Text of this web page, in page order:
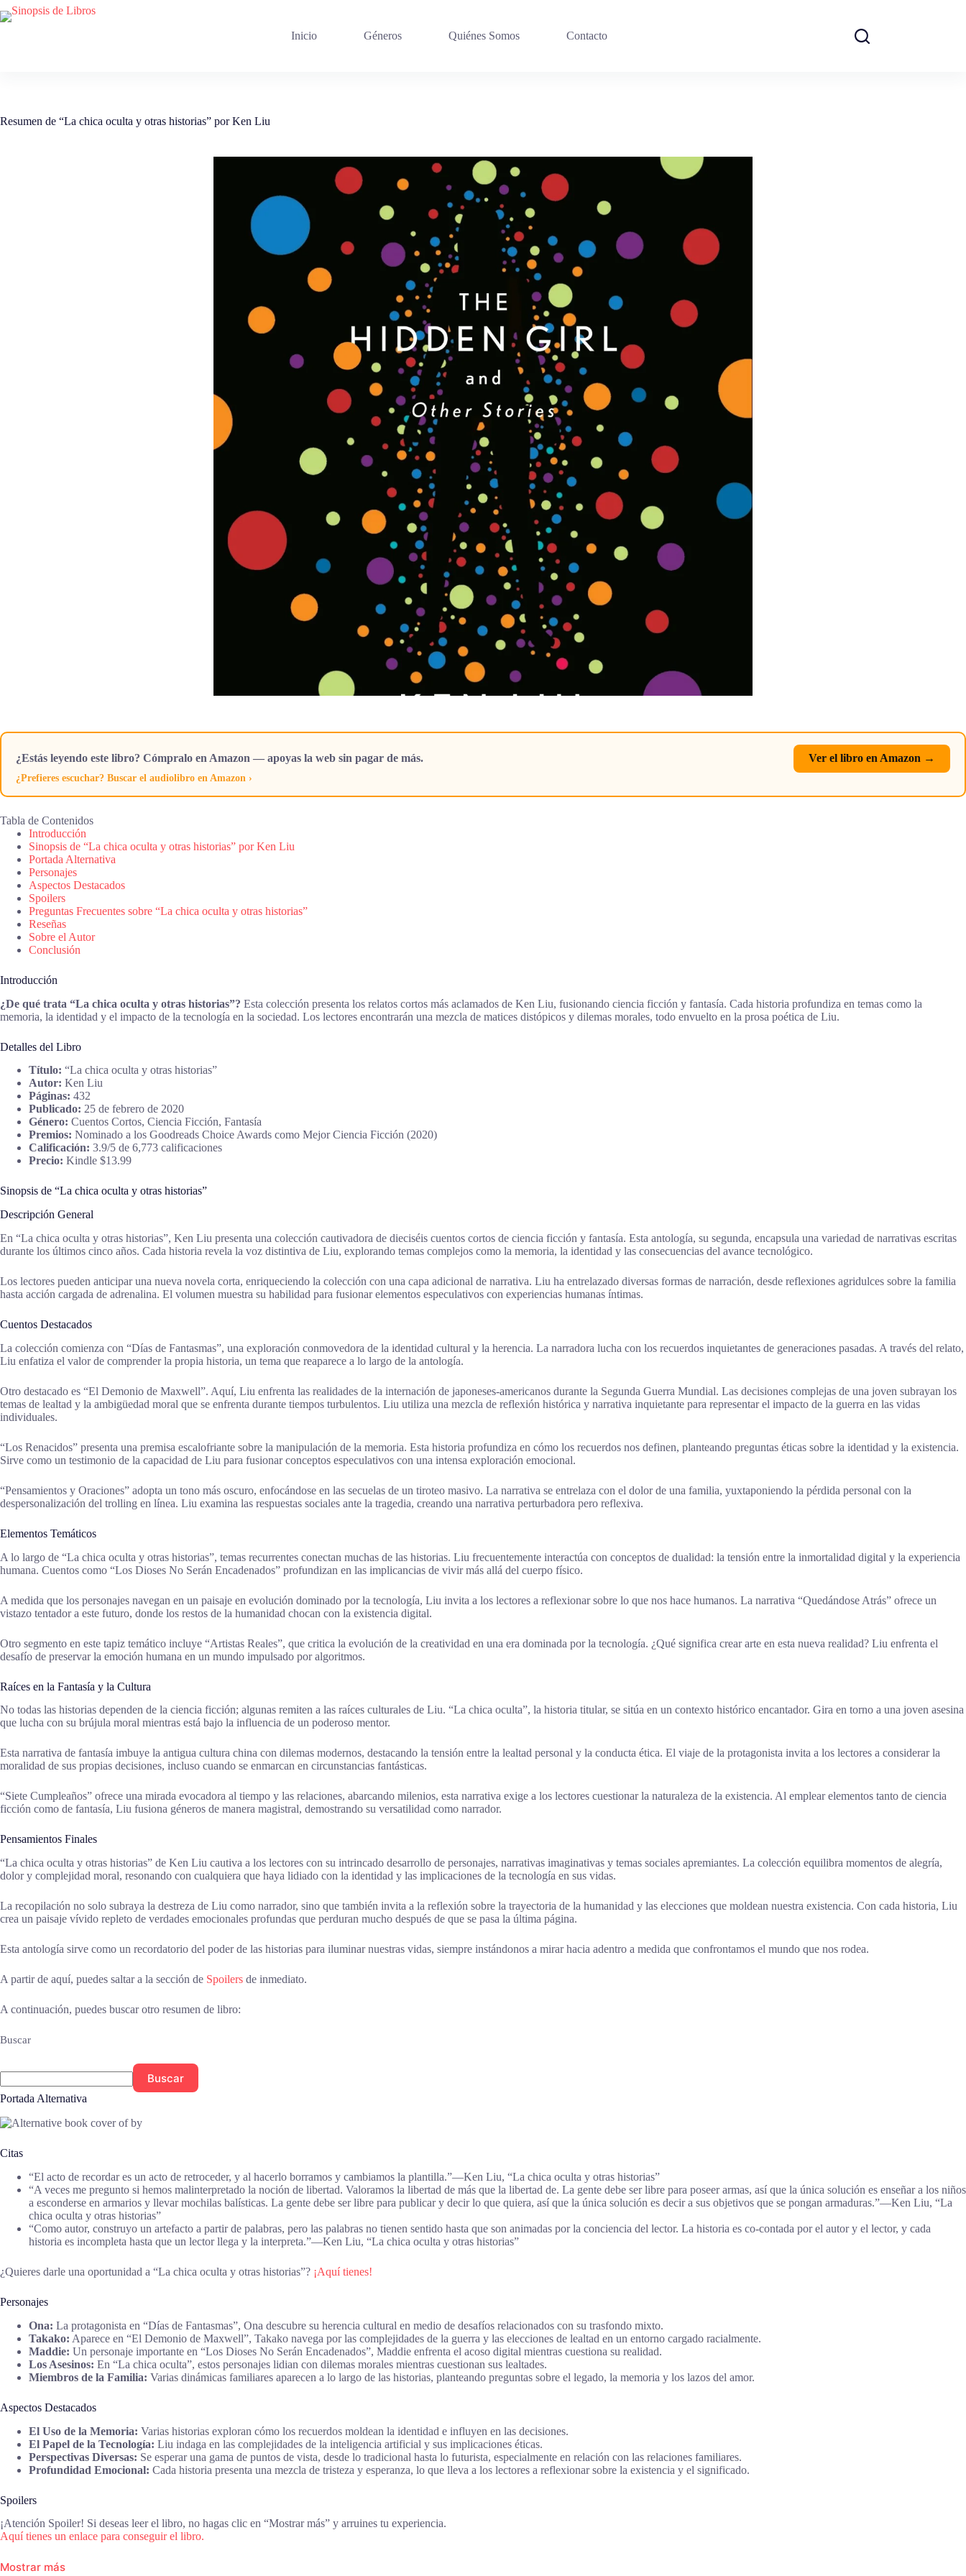
Saltar
al
Inicio Géneros Quiénes Somos Contacto
Resumen de “La chica oculta y otras historias” por Ken Liu
¿Estás leyendo este libro? Cómpralo en Amazon — apoyas la web sin pagar de más. Ver el libro en Amazon →
¿Prefieres escuchar? Buscar el audiolibro en Amazon ›
Tabla de Contenidos
Introducción
Sinopsis de “La chica oculta y otras historias” por Ken Liu
Portada Alternativa
Personajes
Aspectos Destacados
Spoilers
Preguntas Frecuentes sobre “La chica oculta y otras historias”
Reseñas
Sobre el Autor
Conclusión
Introducción
¿De qué trata “La chica oculta y otras historias”? Esta colección presenta los relatos cortos más aclamados de Ken Liu, fusionando ciencia ficción y fantasía. Cada historia profundiza en temas como la
memoria, la identidad y el impacto de la tecnología en la sociedad. Los lectores encontrarán una mezcla de matices distópicos y dilemas morales, todo envuelto en la prosa poética de Liu.
Detalles del Libro
Título: “La chica oculta y otras historias”
Autor: Ken Liu
Páginas: 432
Publicado: 25 de febrero de 2020
Género: Cuentos Cortos, Ciencia Ficción, Fantasía
Premios: Nominado a los Goodreads Choice Awards como Mejor Ciencia Ficción (2020)
Calificación: 3.9/5 de 6,773 calificaciones
Precio: Kindle $13.99
Sinopsis de “La chica oculta y otras historias”
Descripción General
En “La chica oculta y otras historias”, Ken Liu presenta una colección cautivadora de dieciséis cuentos cortos de ciencia ficción y fantasía. Esta antología, su segunda, encapsula una variedad de narrativas escritas
durante los últimos cinco años. Cada historia revela la voz distintiva de Liu, explorando temas complejos como la memoria, la identidad y las consecuencias del avance tecnológico.
Los lectores pueden anticipar una nueva novela corta, enriqueciendo la colección con una capa adicional de narrativa. Liu ha entrelazado diversas formas de narración, desde reflexiones agridulces sobre la familia
hasta acción cargada de adrenalina. El volumen muestra su habilidad para fusionar elementos especulativos con experiencias humanas íntimas.
Cuentos Destacados
La colección comienza con “Días de Fantasmas”, una exploración conmovedora de la identidad cultural y la herencia. La narradora lucha con los recuerdos inquietantes de generaciones pasadas. A través del relato,
Liu enfatiza el valor de comprender la propia historia, un tema que reaparece a lo largo de la antología.
Otro destacado es “El Demonio de Maxwell”. Aquí, Liu enfrenta las realidades de la internación de japoneses-americanos durante la Segunda Guerra Mundial. Las decisiones complejas de una joven subrayan los
temas de lealtad y la ambigüedad moral que se enfrenta durante tiempos turbulentos. Liu utiliza una mezcla de reflexión histórica y narrativa inquietante para representar el impacto de la guerra en las vidas
individuales.
“Los Renacidos” presenta una premisa escalofriante sobre la manipulación de la memoria. Esta historia profundiza en cómo los recuerdos nos definen, planteando preguntas éticas sobre la identidad y la existencia.
Sirve como un testimonio de la capacidad de Liu para fusionar conceptos especulativos con una intensa exploración emocional.
“Pensamientos y Oraciones” adopta un tono más oscuro, enfocándose en las secuelas de un tiroteo masivo. La narrativa se entrelaza con el dolor de una familia, yuxtaponiendo la pérdida personal con la
despersonalización del trolling en línea. Liu examina las respuestas sociales ante la tragedia, creando una narrativa perturbadora pero reflexiva.
Elementos Temáticos
A lo largo de “La chica oculta y otras historias”, temas recurrentes conectan muchas de las historias. Liu frecuentemente interactúa con conceptos de dualidad: la tensión entre la inmortalidad digital y la experiencia
humana. Cuentos como “Los Dioses No Serán Encadenados” profundizan en las implicancias de vivir más allá del cuerpo físico.
A medida que los personajes navegan en un paisaje en evolución dominado por la tecnología, Liu invita a los lectores a reflexionar sobre lo que nos hace humanos. La narrativa “Quedándose Atrás” ofrece un
vistazo tentador a este futuro, donde los restos de la humanidad chocan con la existencia digital.
Otro segmento en este tapiz temático incluye “Artistas Reales”, que critica la evolución de la creatividad en una era dominada por la tecnología. ¿Qué significa crear arte en esta nueva realidad? Liu enfrenta el
desafío de preservar la emoción humana en un mundo impulsado por algoritmos.
Raíces en la Fantasía y la Cultura
No todas las historias dependen de la ciencia ficción; algunas remiten a las raíces culturales de Liu. “La chica oculta”, la historia titular, se sitúa en un contexto histórico encantador. Gira en torno a una joven asesina
que lucha con su brújula moral mientras está bajo la influencia de un poderoso mentor.
Esta narrativa de fantasía imbuye la antigua cultura china con dilemas modernos, destacando la tensión entre la lealtad personal y la conducta ética. El viaje de la protagonista invita a los lectores a considerar la
moralidad de sus propias decisiones, incluso cuando se enmarcan en circunstancias fantásticas.
“Siete Cumpleaños” ofrece una mirada evocadora al tiempo y las relaciones, abarcando milenios, esta narrativa exige a los lectores cuestionar la naturaleza de la existencia. Al emplear elementos tanto de ciencia
ficción como de fantasía, Liu fusiona géneros de manera magistral, demostrando su versatilidad como narrador.
Pensamientos Finales
“La chica oculta y otras historias” de Ken Liu cautiva a los lectores con su intrincado desarrollo de personajes, narrativas imaginativas y temas sociales apremiantes. La colección equilibra momentos de alegría,
dolor y complejidad moral, resonando con cualquiera que haya lidiado con la identidad y las implicaciones de la tecnología en sus vidas.
La recopilación no solo subraya la destreza de Liu como narrador, sino que también invita a la reflexión sobre la trayectoria de la humanidad y las elecciones que moldean nuestra existencia. Con cada historia, Liu
crea un paisaje vívido repleto de verdades emocionales profundas que perduran mucho después de que se pasa la última página.
Esta antología sirve como un recordatorio del poder de las historias para iluminar nuestras vidas, siempre instándonos a mirar hacia adentro a medida que confrontamos el mundo que nos rodea.
A partir de aquí, puedes saltar a la sección de Spoilers de inmediato.
A continuación, puedes buscar otro resumen de libro:
Buscar
Buscar
Portada Alternativa
Citas
“El acto de recordar es un acto de retroceder, y al hacerlo borramos y cambiamos la plantilla.”―Ken Liu, “La chica oculta y otras historias”
“A veces me pregunto si hemos malinterpretado la noción de libertad. Valoramos la libertad de más que la libertad de. La gente debe ser libre para poseer armas, así que la única solución es enseñar a los niños
a esconderse en armarios y llevar mochilas balísticas. La gente debe ser libre para publicar y decir lo que quiera, así que la única solución es decir a sus objetivos que se pongan armaduras.”―Ken Liu, “La
chica oculta y otras historias”
“Como autor, construyo un artefacto a partir de palabras, pero las palabras no tienen sentido hasta que son animadas por la conciencia del lector. La historia es co-contada por el autor y el lector, y cada
historia es incompleta hasta que un lector llega y la interpreta.”―Ken Liu, “La chica oculta y otras historias”
¿Quieres darle una oportunidad a “La chica oculta y otras historias”? ¡Aquí tienes!
Personajes
Ona: La protagonista en “Días de Fantasmas”, Ona descubre su herencia cultural en medio de desafíos relacionados con su trasfondo mixto.
Takako: Aparece en “El Demonio de Maxwell”, Takako navega por las complejidades de la guerra y las elecciones de lealtad en un entorno cargado racialmente.
Maddie: Un personaje importante en “Los Dioses No Serán Encadenados”, Maddie enfrenta el acoso digital mientras cuestiona su realidad.
Los Asesinos: En “La chica oculta”, estos personajes lidian con dilemas morales mientras cuestionan sus lealtades.
Miembros de la Familia: Varias dinámicas familiares aparecen a lo largo de las historias, planteando preguntas sobre el legado, la memoria y los lazos del amor.
Aspectos Destacados
El Uso de la Memoria: Varias historias exploran cómo los recuerdos moldean la identidad e influyen en las decisiones.
El Papel de la Tecnología: Liu indaga en las complejidades de la inteligencia artificial y sus implicaciones éticas.
Perspectivas Diversas: Se esperar una gama de puntos de vista, desde lo tradicional hasta lo futurista, especialmente en relación con las relaciones familiares.
Profundidad Emocional: Cada historia presenta una mezcla de tristeza y esperanza, lo que lleva a los lectores a reflexionar sobre la existencia y el significado.
Spoilers
¡Atención Spoiler! Si deseas leer el libro, no hagas clic en “Mostrar más” y arruines tu experiencia.
Aquí tienes un enlace para conseguir el libro.
Mostrar más